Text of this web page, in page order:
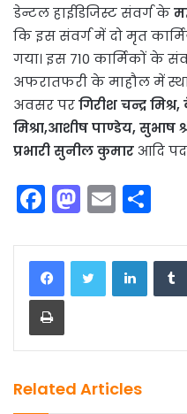
डेन्टल हाईडिजिस्ट संवर्ग के
कि इस संवर्ग में दो मृत
गया। इस 710 कार्मिकों के
अफरातफरी के माहौल में
अवसर परगिरीश चन्द्र
मिश्रा,आशीष पाण्डेय, सुभाष
प्रभारी सुनील कुमारआदि
F
a
c
e
b
o
k
M
a
st
o
o
E
m
ai ar
Print
Related Articles